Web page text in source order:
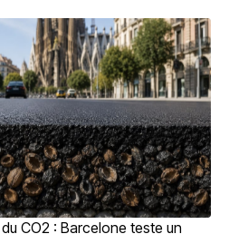
CO2 : Barcelone teste un